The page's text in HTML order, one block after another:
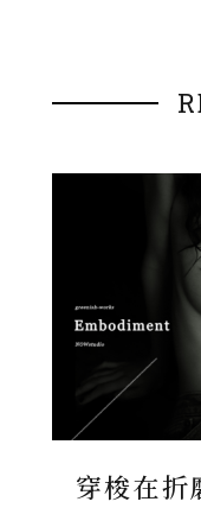
穿梭在折